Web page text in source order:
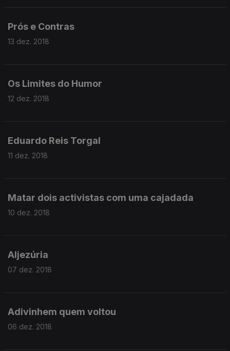
Prós e Contras
13 dez. 2018
Os Limites do Humor
12 dez. 2018
Eduardo Reis Torgal
11 dez. 2018
Matar dois activistas com uma cajadada
10 dez. 2018
Aljezúria
07 dez. 2018
Adivinhem quem voltou
06 dez. 2018